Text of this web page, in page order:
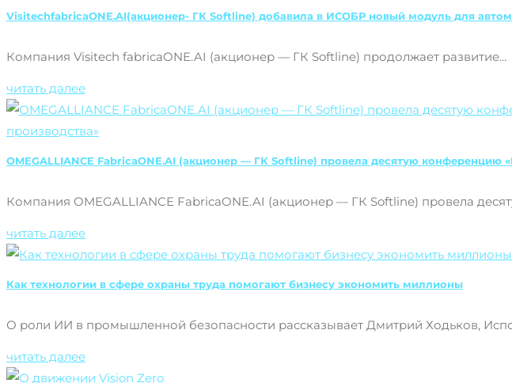
VisitechfabricaONE.AI(акционер- ГК Softline) добавила в ИСОБР новый модуль для
Компания Visitech fabricaONE.AI (акционер — ГК Softline) продолжает развитие...
читать далее
OMEGALLIANCE FabricaONE.AI (акционер — ГК Softline) провела десятую
Компания OMEGALLIANCE FabricaONE.AI (акционер — ГК Softline) провела
читать далее
Как технологии в сфере охраны труда помогают бизнесу экономить миллионы
О роли ИИ в промышленной безопасности рассказывает Дмитрий Ходьков,
читать далее